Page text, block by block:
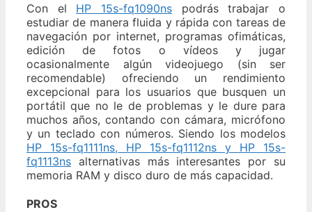
Con el HP 15s-fq1090ns podrás trabajar o
estudiar de manera fluida y rápida con tareas de
navegación por internet, programas ofimáticas,
edición de fotos o vídeos y jugar
ocasionalmente algún videojuego (sin ser
recomendable) ofreciendo un rendimiento
excepcional para los usuarios que busquen un
portátil que no le de problemas y le dure para
muchos años, contando con cámara, micrófono
y un teclado con números. Siendo los modelos
HP 15s-fq1111ns, HP 15s-fq1112ns y HP 15s-
fq1113ns alternativas más interesantes por su
memoria RAM y disco duro de más capacidad.
PROS